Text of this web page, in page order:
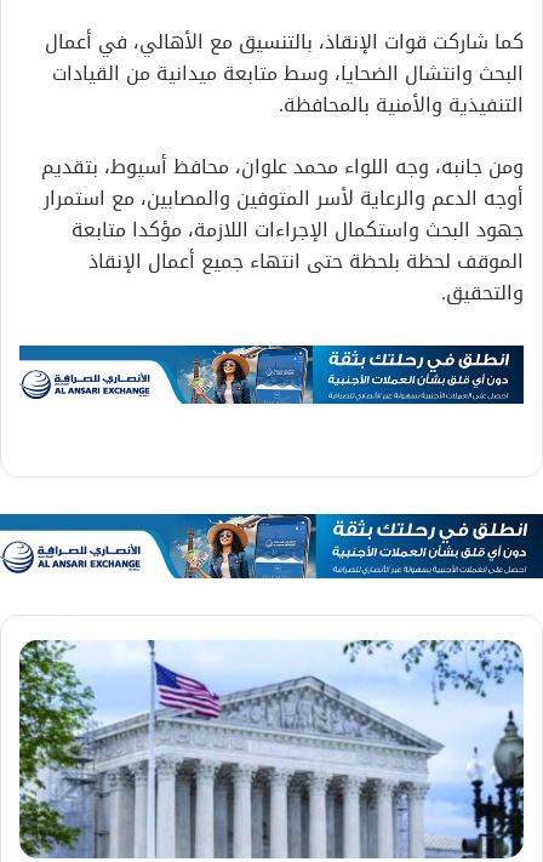
كما شاركت قوات الإنقاذ، بالتنسيق مع الأهالي، في أعمال
البحث وانتشال الضحايا، وسط متابعة ميدانية من القيادات
التنفيذية والأمنية بالمحافظة.
ومن جانبه، وجه اللواء محمد علوان، محافظ أسيوط، بتقديم
أوجه الدعم والرعاية لأسر المتوفين والمصابين، مع استمرار
جهود البحث واستكمال الإجراءات اللازمة، مؤكدا متابعة
الموقف لحظة بلحظة حتى انتهاء جميع أعمال الإنقاذ
والتحقيق.